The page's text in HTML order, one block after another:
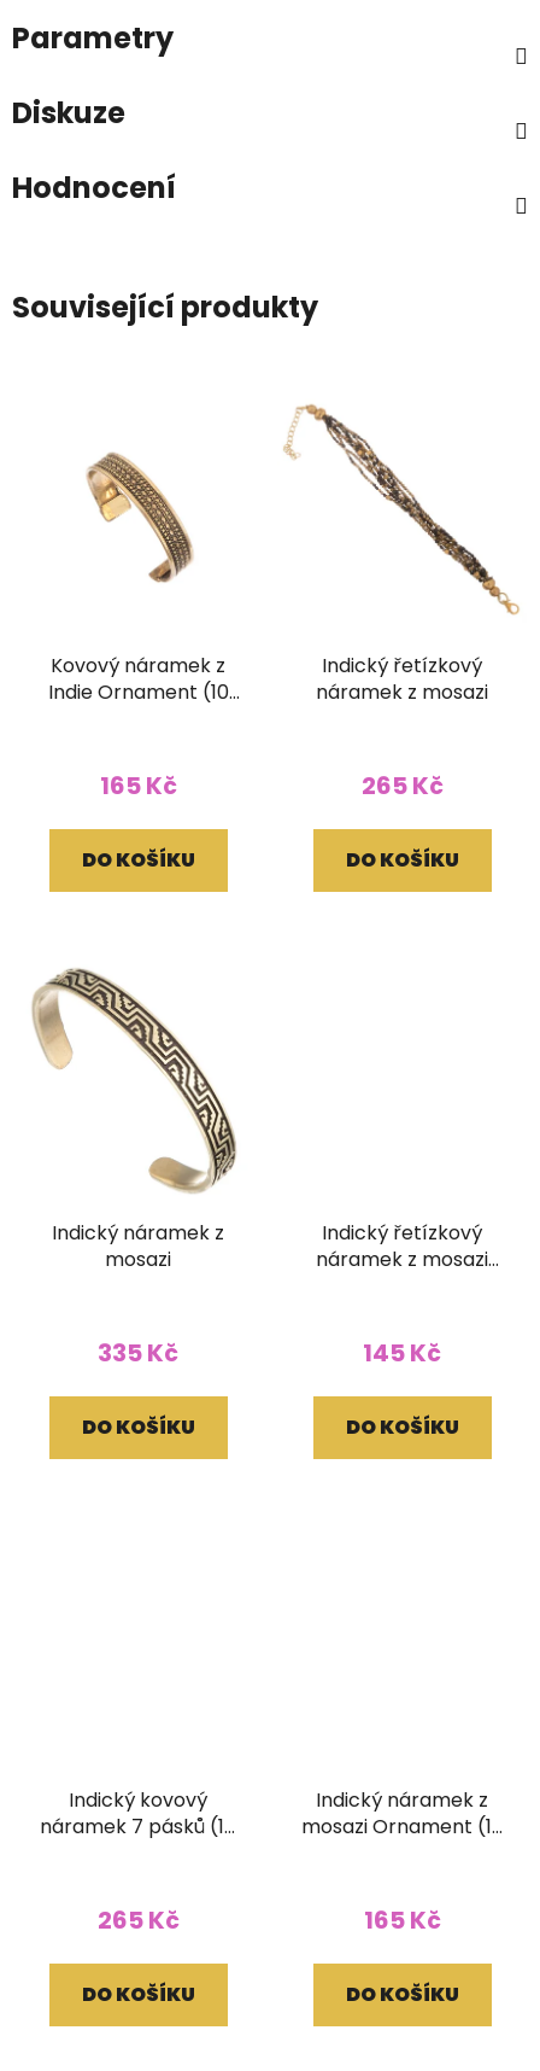
Parametry
Diskuze
Hodnocení
Související produkty
Kovový náramek z
Indie Ornament (10
165 Kč
DO KOŠÍKU
Indický řetízkový
náramek z mosazi
265 Kč
DO KOŠÍKU
Indický náramek z
mosazi
335 Kč
DO KOŠÍKU
Indický řetízkový
náramek z mosazi
145 Kč
DO KOŠÍKU
Indický kovový
náramek 7 pásků (15
265 Kč
DO KOŠÍKU
Indický náramek z
mosazi Ornament (10
165 Kč
DO KOŠÍKU